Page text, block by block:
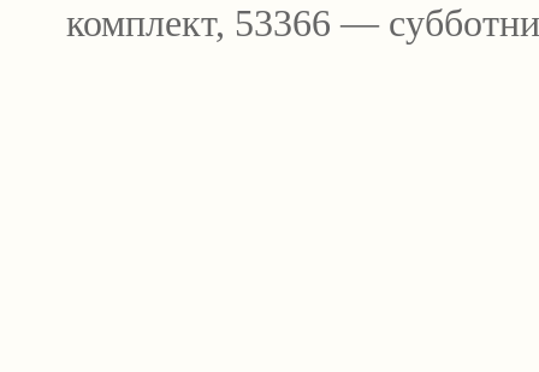
комплект, 53366 —